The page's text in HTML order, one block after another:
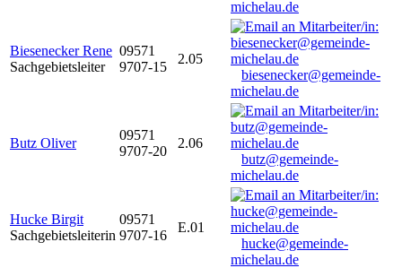
michelau.de
Biesenecker Rene
Sachgebietsleiter
09571
9707-15
2.05
biesenecker@gemeinde-
michelau.de
Butz Oliver
09571
9707-20
2.06
butz@gemeinde-
michelau.de
Hucke Birgit
Sachgebietsleiterin
09571
9707-16
E.01
hucke@gemeinde-
michelau.de